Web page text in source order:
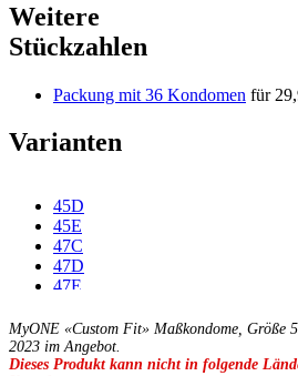
Weitere
Stückzahlen
Packung mit 36 Kondomen für
Varianten
45D
45E
47C
47D
47E
49C
49D
49E
MyONE «Custom Fit» Maßkondome, Größe
2023 im Angebot.
Dieses Produkt kann nicht in folgende